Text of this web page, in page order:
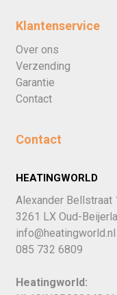
Klantenservice
Over ons
Verzending
Garantie
Contact
Contact
HEATINGWORLD
Alexander Bellstraat
3261 LX Oud-
info@heatingworld.nl
085 732 6809
Heatingworld: